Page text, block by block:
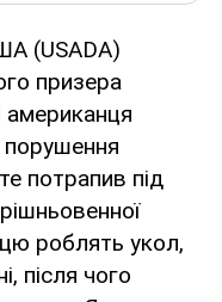
(USADA)
призера
американця
порушення
потрапив під
роблять укол,
після чого